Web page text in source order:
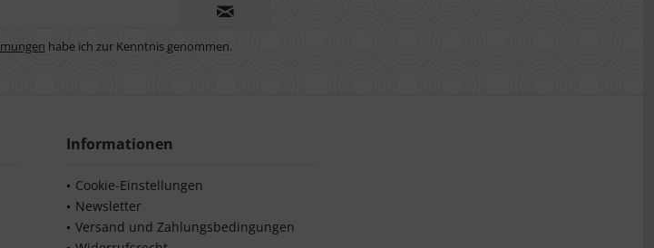
habe ich zur Kenntnis genommen.
Informationen
Cookie-Einstellungen
Newsletter
Versand und Zahlungsbedingungen